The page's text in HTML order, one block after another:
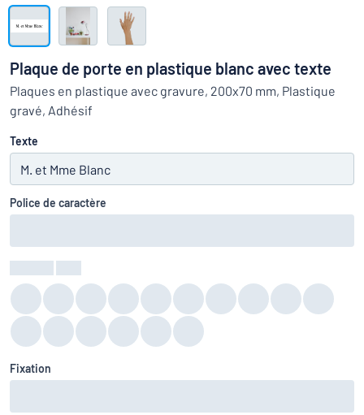
ne parvenez pas à trouver ce que vous cherchez ? À vous de
travail
Montrer toutes les catégories
Demande
devis
Se
connecter
Service
clients
Particulier
/
Plaque de porte en plastique blanc avec texte
Plaques en plastique avec gravure, 200x70 mm, Plastique
gravé, Adhésif
Texte
Police de caractère
Fixation